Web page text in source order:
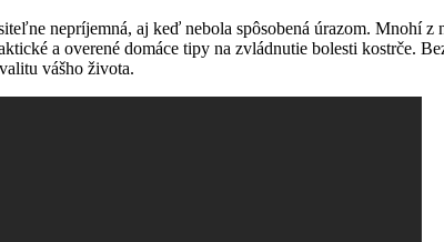
nepríjemná, aj keď nebola spôsobená úrazom. Mnohí
a overené domáce tipy na zvládnutie bolesti kostrče.
vášho života.